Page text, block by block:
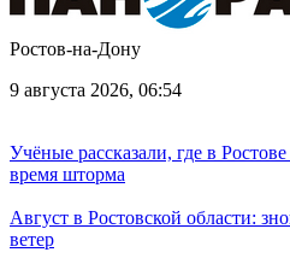
Ростов-на-Дону
9 августа 2026, 06:54
Учёные рассказали, где в
время шторма
Август в Ростовской области:
ветер